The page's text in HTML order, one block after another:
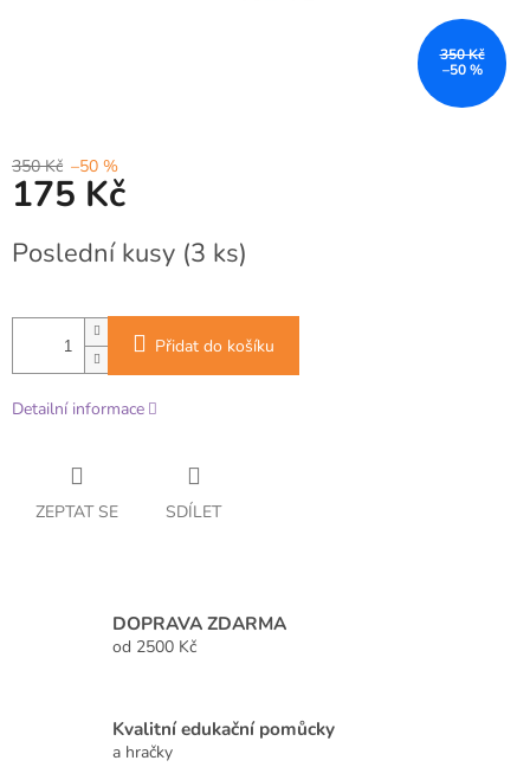
350 Kč
–50 %
350 Kč –50 %
175 Kč
cena:
Poslední kusy (3 ks)
Přidat do košíku
Detailní informace
ZEPTAT SE SDÍLET
DOPRAVA ZDARMA
od 2500 Kč
Kvalitní edukační pomůcky
a hračky